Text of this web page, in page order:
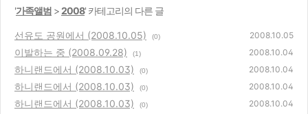
'가족앨범 >2008' 카테고리의 다른 글
선유도 공원에서 (2008.10.05) (0) 2008.10.05
이발하는 중 (2008.09.28) (1) 2008.10.04
하니랜드에서 (2008.10.03) (0) 2008.10.04
하니랜드에서 (2008.10.03) (0) 2008.10.04
하니랜드에서 (2008.10.03) (0) 2008.10.04